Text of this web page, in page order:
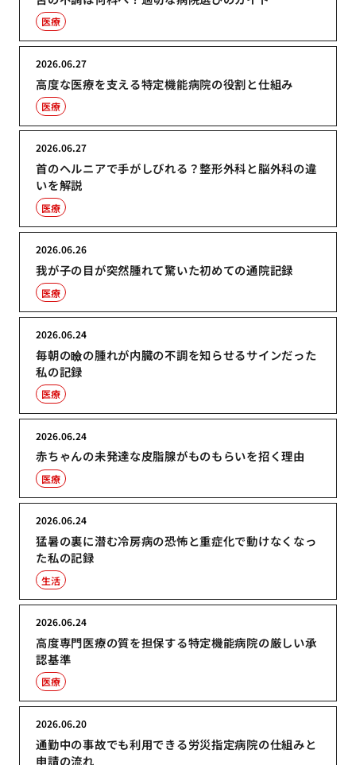
医療
高度な医療を支える特定機能病院の役割と仕組み
2026.06.27
医療
首のヘルニアで手がしびれる？整形外科と脳外科の違
いを解説
2026.06.27
医療
我が子の目が突然腫れて驚いた初めての通院記録
2026.06.26
医療
毎朝の瞼の腫れが内臓の不調を知らせるサインだった
私の記録
2026.06.24
医療
赤ちゃんの未発達な皮脂腺がものもらいを招く理由
2026.06.24
医療
猛暑の裏に潜む冷房病の恐怖と重症化で動けなくなっ
た私の記録
2026.06.24
生活
高度専門医療の質を担保する特定機能病院の厳しい承
認基準
2026.06.24
医療
通勤中の事故でも利用できる労災指定病院の仕組みと
申請の流れ
2026.06.20